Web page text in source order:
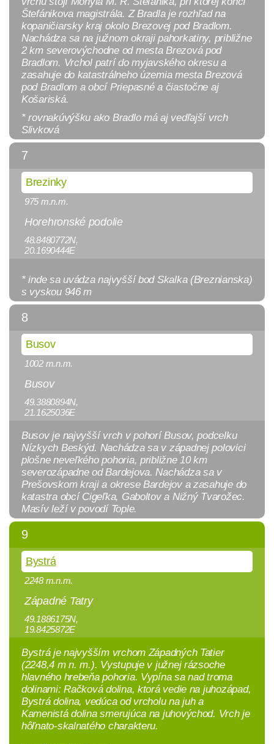
Štefánikova magistrála. Z Bradla je rozhľad na
kopaničiarsky kraj okolo Brezovej pod Bradlom.
Nachádza sa na južnom okraji pahorkatiny, približne
2 km severovýchodne od mesta Brezová pod
Bradlom. Vrchol patrí do myjavského okresu a
zasahuje do katastrálneho územia mesta Brezová
pod Bradlom a obcí Priepasné a čiastočne aj
Košariská.
* rovnakúvýšku ako Bradlo má aj vedľajší vrch
Slivková
7
Brezinky
975 m.n.m.
Horehronské podolie
48.8480772N,
20.1690444E
* inde sa uvádza najvyšší bod Skalka (Breznianska)
s vyskou 946 m
8
Busov
1002 m.n.m.
Busov
49.3880894N,
21.1625036E
Busov je najvyšší vrch v pohorí Busov, podcelku
Nízkych Beskýd. Nachádza sa v západnej polovici
plošne neveľkého pohoria, približne 10 km
severozápadne od Bardejova. Nachádza sa v
Prešovskom kraji a okrese Bardejov a zasahuje do
katastra obcí Cigeľka, Gaboltov a Nižný Tvarožec.
Masív leží v povodí Tople.
9
Bystrá
2248 m.n.m.
Západné Tatry
49.1886175N,
19.8425872E
Bystrá je najvyšším vrchom Západných Tatier
(2248,4 m n. m.). Vystupuje v južnej rázsoche
hlavného hrebeňa pohoria. Vypína sa nad troma
dolinami: Račková dolina, ktorá vedie na juhozápad,
Bystrá dolina, vedúca od vrcholu na juh a
Kamenistá dolina smerujúca na juhovýchod. Vrch je
hôľnato-skalnatého charakteru.